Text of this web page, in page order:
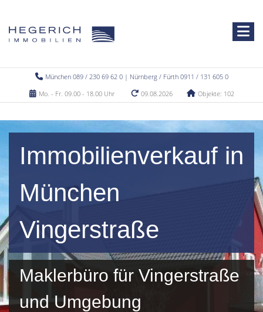
München 089 / 230 69 62 0 | Nürnberg / Fürth 0911 / 131 605 0
Mo. - Fr. 09.00 - 18.00 Uhr
09.08.2026 Objekte: 102
Immobilienverkauf in
München
Vingerstraße
Maklerbüro für Vingerstraße
und Umgebung